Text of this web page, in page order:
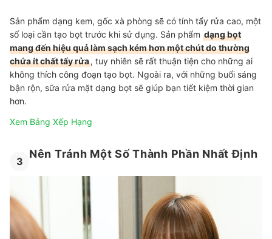
Sản phẩm dạng kem, gốc xà phòng sẽ có tính tẩy rửa cao, một
số loại cần tạo bọt trước khi sử dụng. Sản phẩm dạng bọt
mang đến hiệu quả làm sạch kém hơn một chút do thường
chứa ít chất tẩy rửa, tuy nhiên sẽ rất thuận tiện cho những ai
không thích công đoạn tạo bọt. Ngoài ra, với những buổi sáng
bận rộn, sữa rửa mặt dạng bọt sẽ giúp bạn tiết kiệm thời gian
hơn.
Xem Bảng Xếp Hạng
3
Nên Tránh Một Số Thành Phần Nhất Định